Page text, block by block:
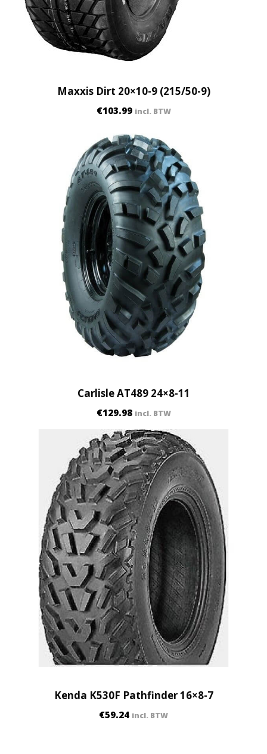
Maxxis Dirt 20×10-9 (215/50-9)
€103.99 incl. BTW
Carlisle AT489 24×8-11
€129.98 incl. BTW
Kenda K530F Pathfinder 16×8-7
€59.24 incl. BTW